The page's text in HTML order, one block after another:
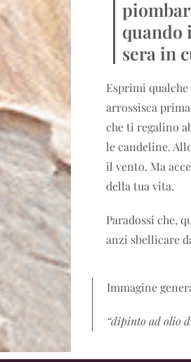
quando
sera in
Esprimi
arrossisca
che ti regalino
le candeline.
il vento. Ma
della tua vita.
Paradossi che,
anzi sbellicare
Immagine
“dipinto ad olio